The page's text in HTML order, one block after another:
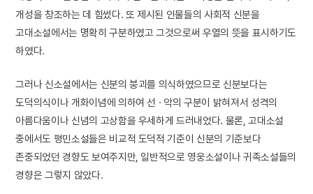
개성을 창조하는 데 힘썼다. 또 제시된 인물들의 사회적 신분을
고대소설에서는 명확히 구분하였고 그것으로써 우열의 뜻을 표시하기도
하였다.
그러나 신소설에서는 신분의 붕괴를 의식하였으므로 신분보다는
도덕의식이나 개화이념에 의하여 선 · 악의 구분이 밝혀져서 성격의
아름다움이나 신념의 고상함을 우세하게 드러내었다. 물론, 고대소설
중에서도 평민소설들은 비교적 도덕적 기준이 신분의 기준보다
존중되었던 경향도 보여주지만, 일반적으로 영웅소설이나 귀족소설들의
경향은 그렇지 않았다.